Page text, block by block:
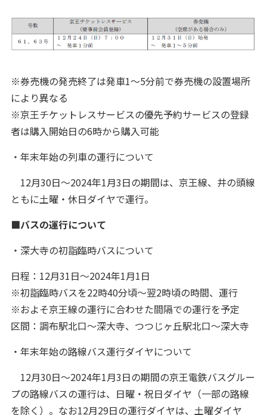
※券売機の発売終了は発車1～5分前で券売機の設置場所
により異なる
※京王チケットレスサービスの優先予約サービスの登録
者は購入開始日の6時から購入可能
・年末年始の列車の運行について
12月30日～2024年1月3日の期間は、京王線、井の頭線
ともに土曜・休日ダイヤで運行。
■バスの運行について
・深大寺の初詣臨時バスについて
日程：12月31日～2024年1月1日
※初詣臨時バスを22時40分頃～翌2時頃の時間、運行
※およそ京王線の運行に合わせた間隔での運行を予定
区間：調布駅北口～深大寺、つつじヶ丘駅北口～深大寺
・年末年始の路線バス運行ダイヤについて
12月30日～2024年1月3日の期間の京王電鉄バスグルー
プの路線バスの運行は、日曜・祝日ダイヤ（一部の路線
を除く）。なお12月29日の運行ダイヤは、土曜ダイヤ